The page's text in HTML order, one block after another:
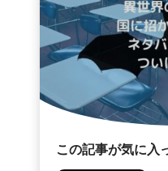
この記事が気に入